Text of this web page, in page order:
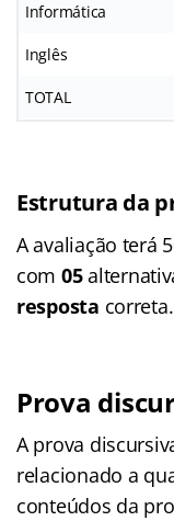
Informática
Inglês
TOTAL
Estrutura da
A avaliação terá
com 05
resposta correta.
Prova
A prova
relacionado a
conteúdos da